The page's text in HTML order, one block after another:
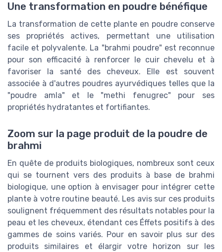
Une transformation en poudre bénéfique
La transformation de cette plante en poudre conserve
ses propriétés actives, permettant une utilisation
facile et polyvalente. La "brahmi poudre" est reconnue
pour son efficacité à renforcer le cuir chevelu et à
favoriser la santé des cheveux. Elle est souvent
associée à d'autres poudres ayurvédiques telles que la
"poudre amla" et le "methi fenugrec" pour ses
propriétés hydratantes et fortifiantes.
Zoom sur la page produit de la poudre de
brahmi
En quête de produits biologiques, nombreux sont ceux
qui se tournent vers des produits à base de brahmi
biologique, une option à envisager pour intégrer cette
plante à votre routine beauté. Les avis sur ces produits
soulignent fréquemment des résultats notables pour la
peau et les cheveux, étendant ces Éffets positifs à des
gammes de soins variés. Pour en savoir plus sur des
produits similaires et élargir votre horizon sur les